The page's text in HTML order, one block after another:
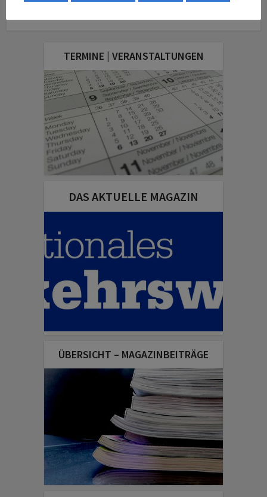
TERMINE | VERANSTALTUNGEN
DAS AKTUELLE MAGAZIN
ÜBERSICHT – MAGAZINBEITRÄGE